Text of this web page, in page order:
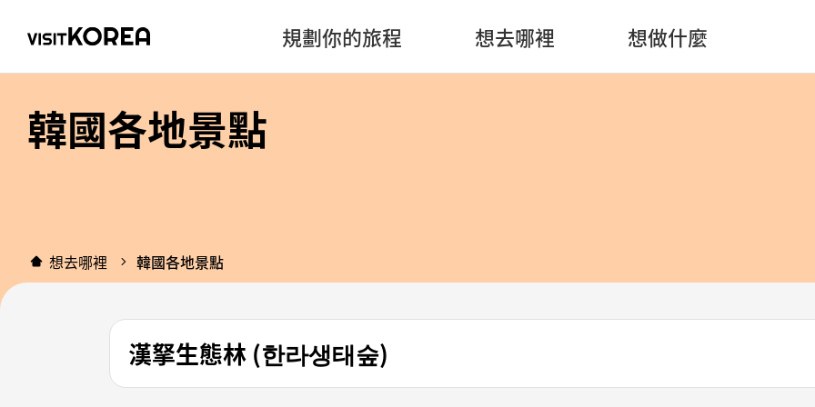
規劃你的旅程 想去哪裡 想做什麼
韓國各地景點
想去哪裡 韓國各地景點
漢拏生態林 (한라생태숲)